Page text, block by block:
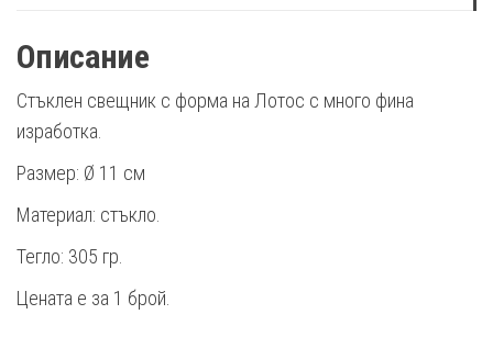
Описание
Стъклен свещник с форма на Лотос с много фина
изработка.
Размер: Ø 11 см
Материал: стъкло.
Тегло: 305 гр.
Цената е за 1 брой.